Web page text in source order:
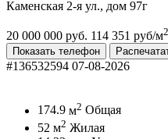
Каменская 2-я ул., дом 97г
20 000 000 руб. 114 351 руб/м2
Показать телефон
#136532594 07-08-2026
174.9 м2 Общая
52 м2 Жилая